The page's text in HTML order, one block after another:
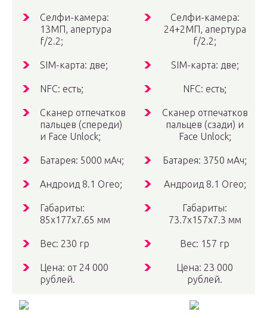
Селфи-камера:
13МП, апертура
f/2.2;
SIM-карта: две;
NFC: есть;
Сканер отпечатков
пальцев (спереди)
и Face Unlock;
Батарея: 5000 мАч;
Андроид 8.1 Oreo;
Габариты:
85х177х7.65 мм
Вес: 230 гр
Цена: от 24 000
рублей.
Селфи-камера:
24+2МП, апертура
f/2.2;
SIM-карта: две;
NFC: есть;
Сканер отпечатков
пальцев (сзади) и
Face Unlock;
Батарея: 3750 мАч;
Андроид 8.1 Oreo;
Габариты:
73.7х157х7.3 мм
Вес: 157 гр
Цена: 23 000
рублей.